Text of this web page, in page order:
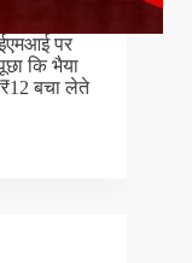
पर
कि भैया
₹12 बचा लेते